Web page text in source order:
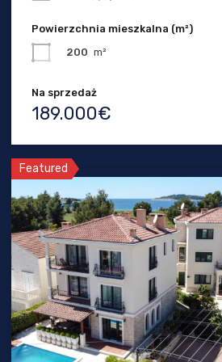
Powierzchnia mieszkalna (m²)
200 m²
Na sprzedaż
189.000€
Featured